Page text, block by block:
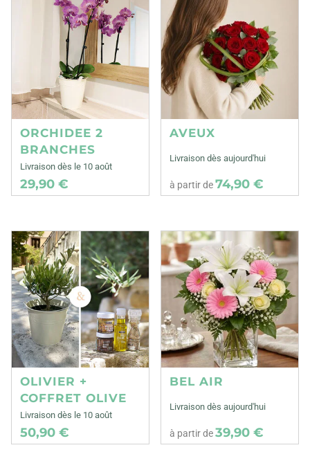
ORCHIDEE 2
BRANCHES
Livraison dès le 10 août
29,90 €
AVEUX
Livraison dès aujourd'hui
à partir de74,90 €
OLIVIER +
COFFRET OLIVE
Livraison dès le 10 août
50,90 €
BEL AIR
Livraison dès aujourd'hui
à partir de39,90 €